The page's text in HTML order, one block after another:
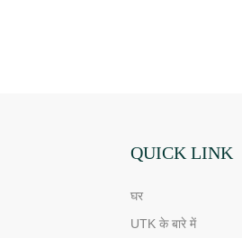
QUICK LINK
घर
UTK के बारे में